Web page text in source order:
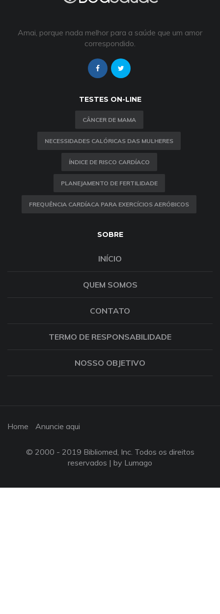
Amai, porque nada melhor para a saúde que um amor
correspondido.
TESTES ON-LINE
CÂNCER DE MAMA
NECESSIDADES CALÓRICAS DAS MULHERES
ÍNDICE DE RISCO CARDÍACO
PLANEJAMENTO DE FERTILIDADE
FREQUÊNCIA CARDÍACA PARA EXERCÍCIOS AERÓBICOS
SOBRE
INÍCIO
QUEM SOMOS
CONTATO
TERMO DE RESPONSABILIDADE
NOSSO OBJETIVO
Home Anuncie aqui
© 2000 - 2019 Bibliomed, Inc. Todos os direitos
reservados | by Lumago